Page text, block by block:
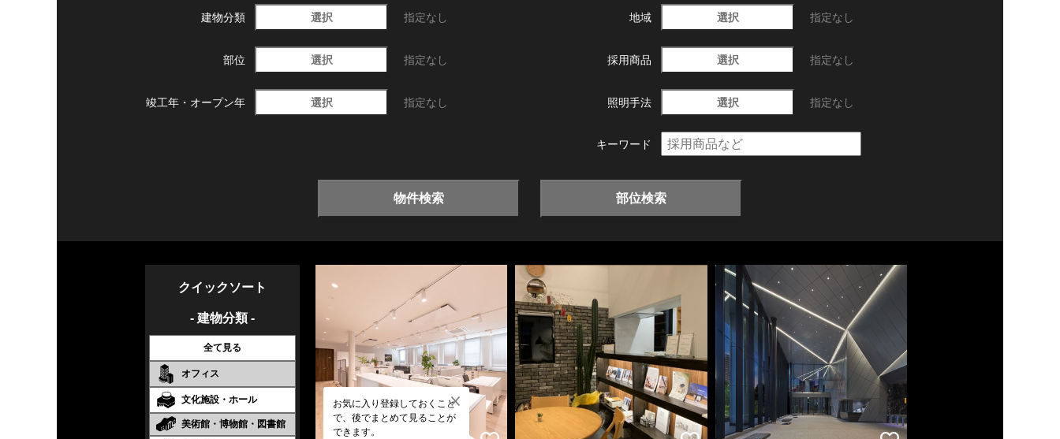
建物分類 選択 指定なし 地域 選択 指定なし
部位 選択 指定なし 採用商品 選択 指定なし
竣工年・ オープン年 選択 指定なし 照明手法 選択 指定なし
キーワード
物件検索 部位検索
クイックソート
- 建物分類 -
全て見る
オフィス
文化施設・ホール
美術館・博物館・図書館
お気に入り登録しておくこと
で、後でまとめて見ることが
できます。